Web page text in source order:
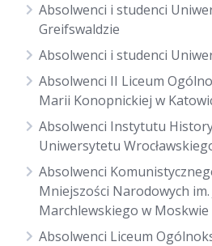
Absolwenci i studenci
Greifswaldzie
Absolwenci i studenci
Absolwenci II Liceum
Marii Konopnickiej w
Absolwenci Instytutu
Uniwersytetu
Absolwenci
Mniejszości Narodowych im.
Marchlewskiego w Moskwie
Absolwenci Liceum